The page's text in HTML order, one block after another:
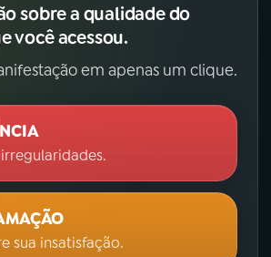
sobre a qualidade do
você acessou.
em apenas um clique.
sua insatisfação.